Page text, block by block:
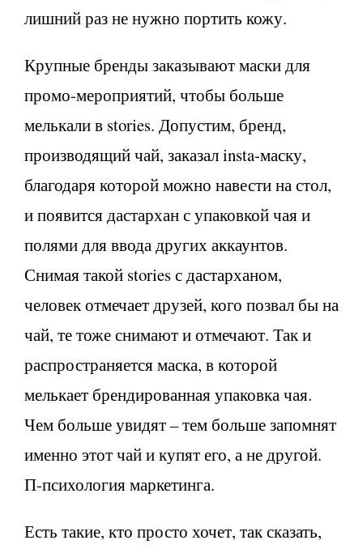
лишний раз не нужно портить кожу.
Крупные бренды заказывают маски для
промо-мероприятий, чтобы больше
мелькали в stories. Допустим, бренд,
производящий чай, заказал insta-маску,
благодаря которой можно навести на стол,
и появится дастархан с упаковкой чая и
полями для ввода других аккаунтов.
Снимая такой stories с дастарханом,
человек отмечает друзей, кого позвал бы на
чай, те тоже снимают и отмечают. Так и
распространяется маска, в которой
мелькает брендированная упаковка чая.
Чем больше увидят – тем больше запомнят
именно этот чай и купят его, а не другой.
П-психология маркетинга.
Есть такие, кто просто хочет, так сказать,